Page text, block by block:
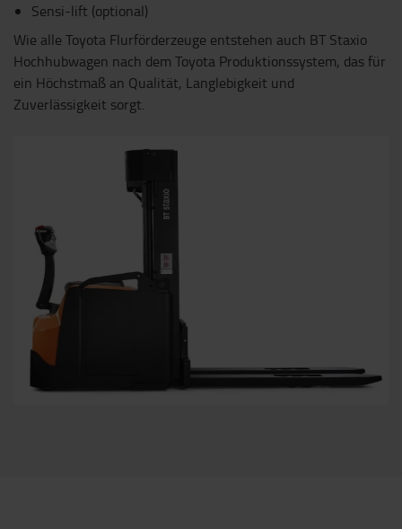
Sensi-lift (optional)
Wie alle Toyota Flurförderzeuge entstehen auch BT Staxio
Hochhubwagen nach dem Toyota Produktionssystem, das für
ein Höchstmaß an Qualität, Langlebigkeit und
Zuverlässigkeit sorgt.